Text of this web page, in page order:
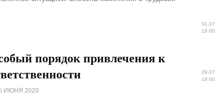
порядок привлечения к
ИЮНЯ 2020
31.07
18:00
29.07
18:00